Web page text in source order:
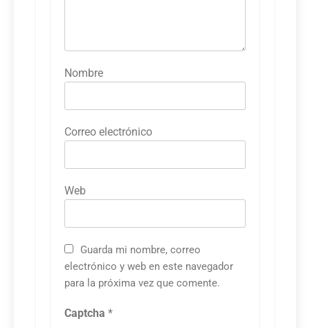
Nombre
Correo electrónico
Web
Guarda mi nombre, correo
electrónico y web en este navegador
para la próxima vez que comente.
Captcha *